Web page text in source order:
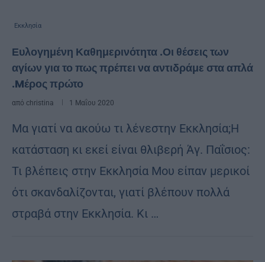
Εκκλησία
Ευλογημένη Καθημερινότητα .Οι θέσεις των
αγίων για το πως πρέπει να αντιδράμε στα απλά
.Mέρος πρώτο
από christina 1 Μαΐου 2020
Μα γιατί να ακούω τι λένεστην Εκκλησία;Η
κατάσταση κι εκεί είναι θλιβερή Άγ. Παΐσιος:
Τι βλέπεις στην Εκκλησία Μου είπαν μερικοί
ότι σκανδαλίζονται, γιατί βλέπουν πολλά
στραβά στην Εκκλησία. Κι …